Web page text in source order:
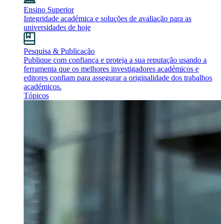
Ensino Superior
Integridade académica e soluções de avaliação para as
universidades de hoje
Pesquisa & Publicação
Publique com confiança e proteja a sua reputação usando a
ferramenta que os melhores investigadores académicos e
editores confiam para assegurar a originalidade dos trabalhos
académicos.
Tópicos